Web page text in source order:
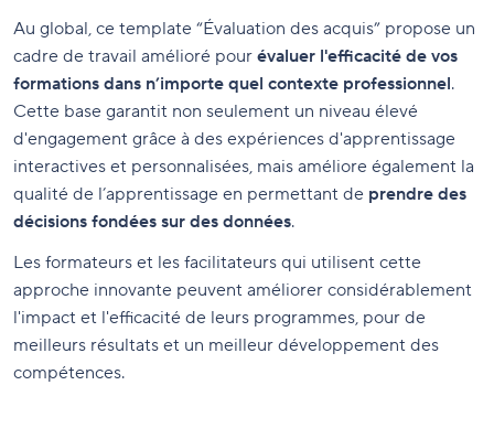
Au global, ce template “Évaluation des acquis” propose un
cadre de travail amélioré pour évaluer l'efficacité de vos
formations dans n’importe quel contexte professionnel.
Cette base garantit non seulement un niveau élevé
d'engagement grâce à des expériences d'apprentissage
interactives et personnalisées, mais améliore également la
qualité de l’apprentissage en permettant de prendre des
décisions fondées sur des données.
Les formateurs et les facilitateurs qui utilisent cette
approche innovante peuvent améliorer considérablement
l'impact et l'efficacité de leurs programmes, pour de
meilleurs résultats et un meilleur développement des
compétences.